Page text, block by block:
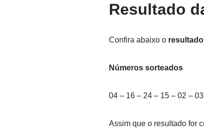
Resultado
Confira abaixo o
Números sorteados
04 – 16 – 24 – 15 – 02 –
Assim que o resultado for